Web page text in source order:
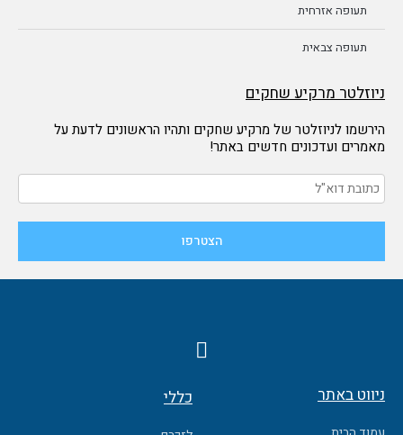
תעופה אזרחית
תעופה צבאית
ניוזלטר מרקיע שחקים
הירשמו לניוזלטר של מרקיע שחקים ותהיו הראשונים לדעת על
מאמרים ועדכונים חדשים באתר!
F
a
e ניווט באתר כללי